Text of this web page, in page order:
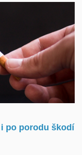
po porodu škodí